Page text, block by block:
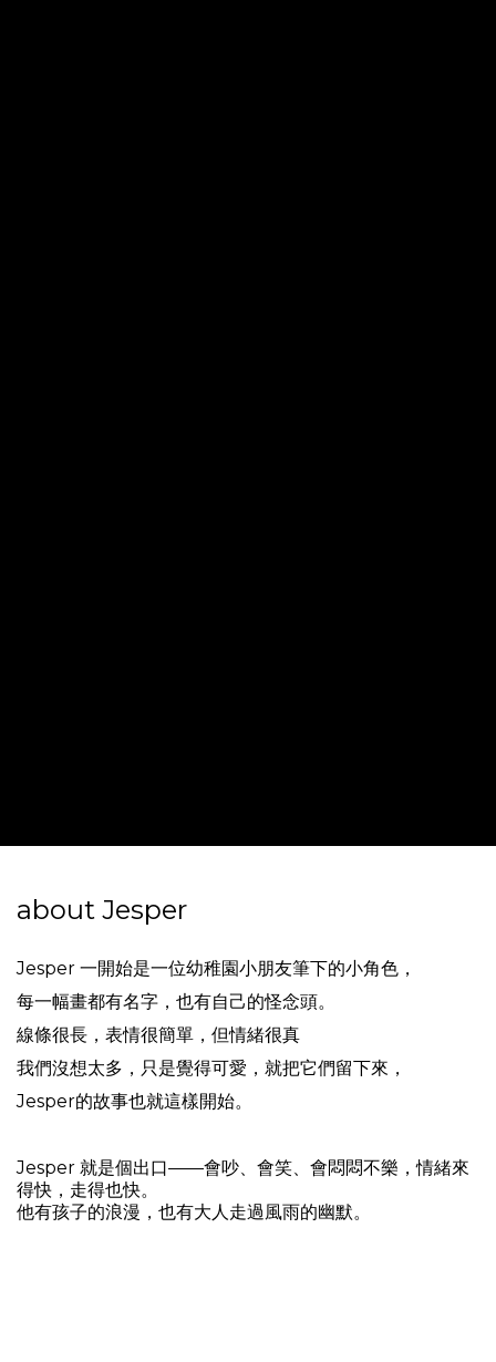
about Jesper
Jesper 一開始是一位幼稚園小朋友筆下的小角色，
每一幅畫都有名字，也有自己的怪念頭。
線條很長，表情很簡單，但情緒很真
我們沒想太多，只是覺得可愛，就把它們留下來，
Jesper的故事也就這樣開始。
Jesper 就是個出口——會吵、會笑、會悶悶不樂，情緒來
得快，走得也快。
他有孩子的浪漫，也有大人走過風雨的幽默。